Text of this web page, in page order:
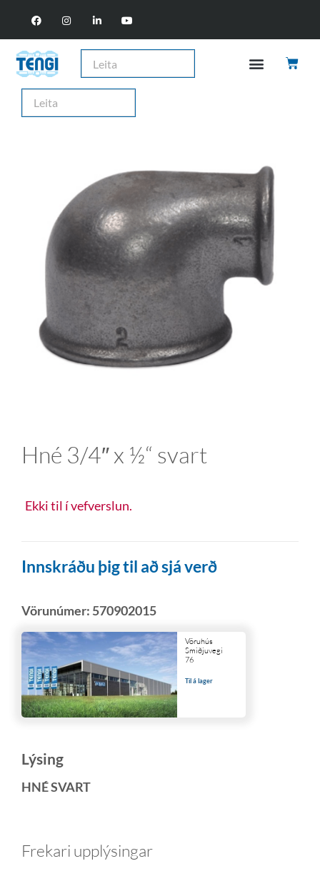
Hné 3/4″ x ½“ svart
Ekki til í vefverslun.
Innskráðu þig til að sjá verð
Vörunúmer: 570902015
Vöruhús
Smiðjuvegi
76
Til á lager
Lýsing
HNÉ SVART
Frekari upplýsingar